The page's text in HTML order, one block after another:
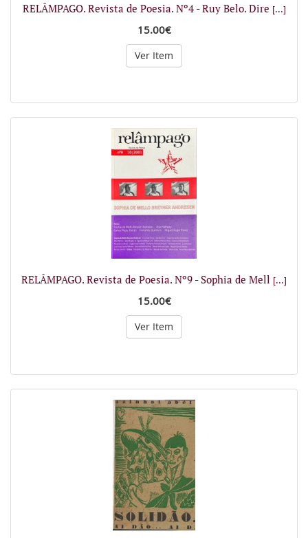
RELÂMPAGO. Revista de Poesia. Nº4 - Ruy Belo. Dire [...]
15.00€
Ver Item
RELÂMPAGO. Revista de Poesia. Nº9 - Sophia de Mell [...]
15.00€
Ver Item